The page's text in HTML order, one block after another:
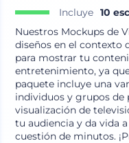
Incluye 10
Nuestros Mockups de
diseños en el contexto
para mostrar tu
entretenimiento, ya
paquete incluye una
individuos y grupos de
visualización de
tu audiencia y da vida
cuestión de minutos.